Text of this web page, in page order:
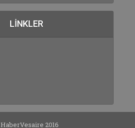
LINKLER
2016